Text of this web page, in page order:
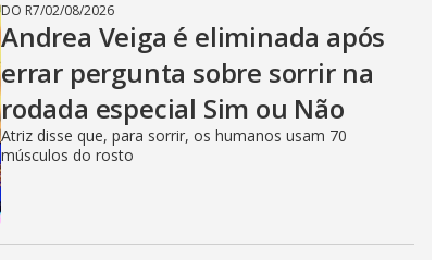
DO R7/02/08/2026
Andrea Veiga é eliminada após
errar pergunta sobre sorrir na
rodada especial Sim ou Não
Atriz disse que, para sorrir, os humanos usam 70
músculos do rosto